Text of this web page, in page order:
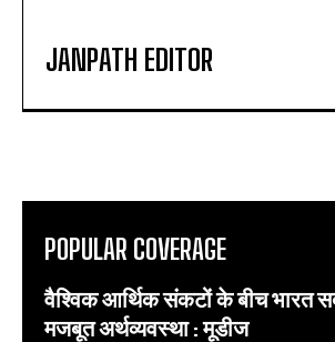
JANPATH EDITOR
POPULAR COVERAGE
वैश्विक आर्थिक संकटों के बीच भारत
मजबूत अर्थव्यवस्था : मूडीज